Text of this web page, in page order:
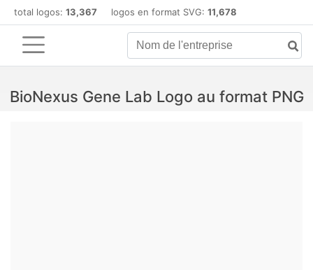
total logos: 13,367 logos en format SVG: 11,678
BioNexus Gene Lab Logo au format PNG